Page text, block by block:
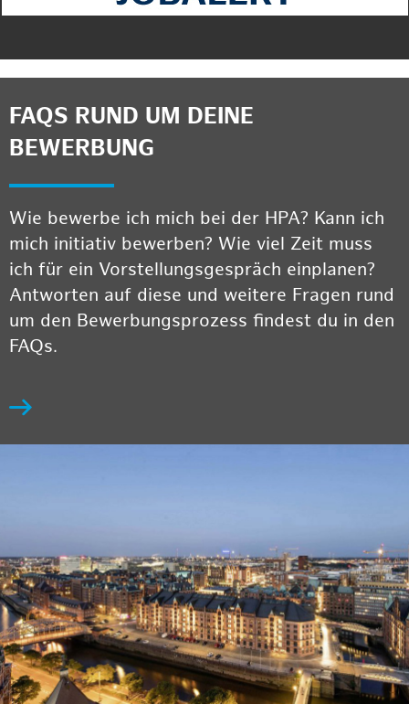
FAQS RUND UM DEINE
BEWERBUNG
Wie bewerbe ich mich bei der HPA? Kann ich
mich initiativ bewerben? Wie viel Zeit muss
ich für ein Vorstellungsgespräch einplanen?
Antworten auf diese und weitere Fragen rund
um den Bewerbungsprozess findest du in den
FAQs.